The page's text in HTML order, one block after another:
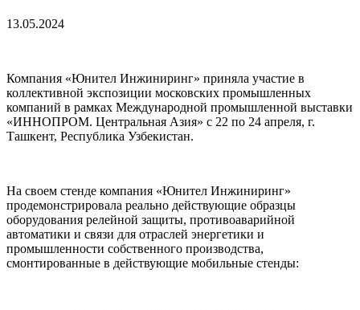
13.05.2024
Компания «Юнител Инжиниринг» приняла участие в
коллективной экспозиции московских промышленных
компаний в рамках Международной промышленной выставки
«ИННОПРОМ. Центральная Азия» с 22 по 24 апреля, г.
Ташкент, Республика Узбекистан.
На своем стенде компания «Юнител Инжиниринг»
продемонстрировала реально действующие образцы
оборудования релейной защиты, противоаварийной
автоматики и связи для отраслей энергетики и
промышленности собственного производства,
смонтированные в действующие мобильные стенды: